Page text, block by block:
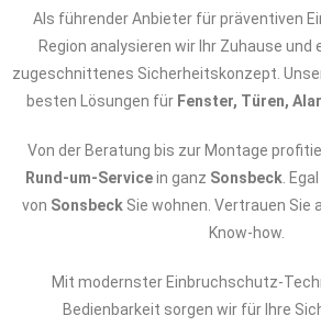
Als führender Anbieter für präventiven
Region analysieren wir Ihr Zuhause und
zugeschnittenes Sicherheitskonzept.
besten Lösungen für Fenster, Türen,
Von der Beratung bis zur Montage
Rund-um-Servicein ganz Sonsbeck.
von SonsbeckSie wohnen. Vertrauen Sie
Know-how.
Mit modernster Einbruchschutz-
Bedienbarkeit sorgen wir für Ihre